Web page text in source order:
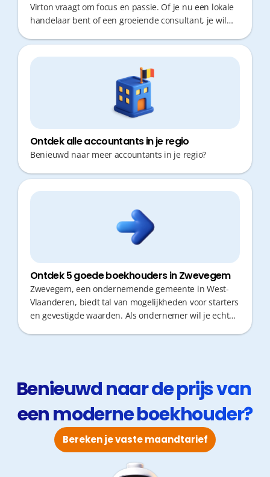
Virton vraagt om focus en passie. Of je nu een lokale
handelaar bent of een groeiende consultant, je wil
administratieve rompslomp. Een goede boekhouder
is meer dan een cijferaar; het is een partner die snel
reageert en proactief fiscaal advies geeft. In een regio
waar traditie en vernieuwing elkaar ontmoeten, is de
keuze voor een moderne boekhoudpartner cruciaal
Ontdek alle accountants in je regio
Benieuwd naar meer accountants in je regio?
Ontdek 5 goede boekhouders in Zwevegem
Zwevegem, een ondernemende gemeente in West-
Vlaanderen, biedt tal van mogelijkheden voor starters
en gevestigde waarden. Als ondernemer wil je echter
cruciaal voor het succes van je zaak.
Benieuwd naar de prijs van
een moderne boekhouder?
Bereken je vaste maandtarief